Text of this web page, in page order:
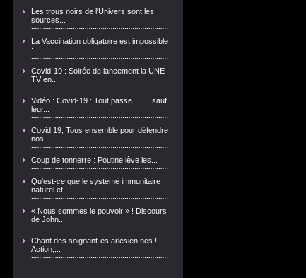
Les trous noirs de l'Univers sont les
sources...
La Vaccination obligatoire est impossible
:...
Covid-19 : Soirée de lancement la UNE
TV en...
Vidéo : Covid-19 : Tout passe……. sauf
leur...
Covid 19, Tous ensemble pour défendre
nos...
Coup de tonnerre : Poutine lève les...
Qu'est-ce que le système immunitaire
naturel et...
« Nous sommes le pouvoir » ! Discours
de John...
Chant des soignant-es arlesien.nes !
Action,...